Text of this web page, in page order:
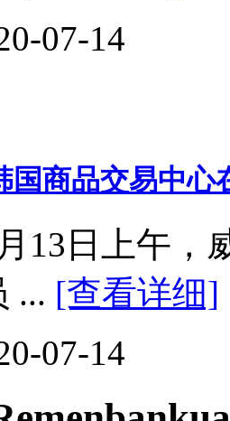
07-14
国商品交易中
13日上午，
... [查看详细]
07-14